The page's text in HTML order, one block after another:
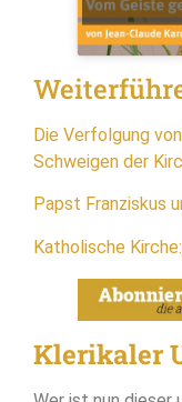
Die Verfolgung
Schweigen der
Papst Franziskus
Katholische
Klerikaler